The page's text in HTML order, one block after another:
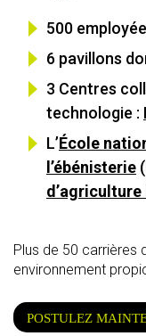
500
6 pavillons
3 Centres
technologie :
L’École
l’ébénisterie
Plus de 50 carrières
environnement
POSTULEZ